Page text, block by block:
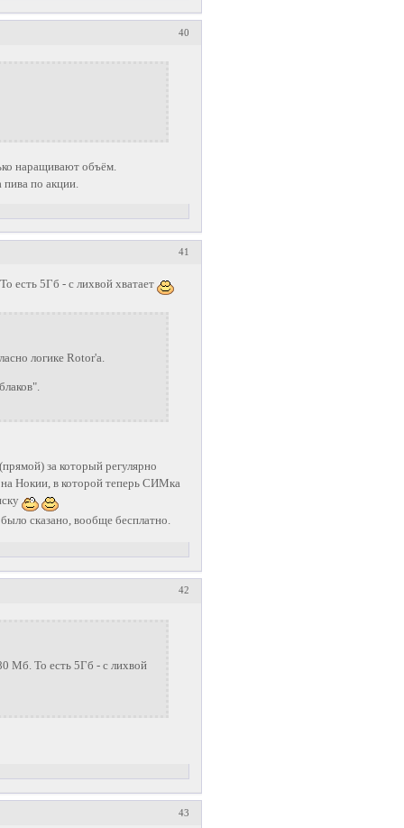
40
наращивают объём.
пива по акции.
41
есть 5Гб - с лихвой хватает
логике Rotor'a.
за который регулярно
Нокии, в которой теперь СИМка
сказано, вообще бесплатно.
42
Мб. То есть 5Гб - с лихвой
43